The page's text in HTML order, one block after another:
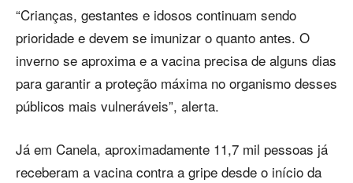
“Crianças, gestantes e idosos continuam sendo
prioridade e devem se imunizar o quanto antes. O
inverno se aproxima e a vacina precisa de alguns dias
para garantir a proteção máxima no organismo desses
públicos mais vulneráveis”, alerta.
Já em Canela, aproximadamente 11,7 mil pessoas já
receberam a vacina contra a gripe desde o início da